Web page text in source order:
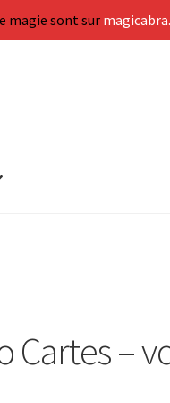
magie sont sur
Cartes –